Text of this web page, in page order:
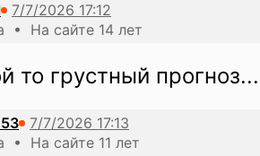
• На сайте 14 лет
то грустный прогноз...
• На сайте 11 лет